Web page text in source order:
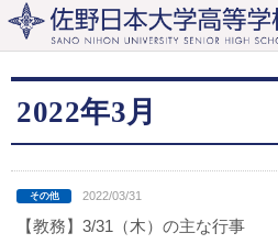
2022年3月
2022/03/31
【教務】3/31（木）の主な行事